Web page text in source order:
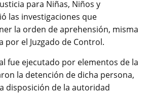
para Niñas, Niños y
las investigaciones que
la orden de aprehensión, misma
por el Juzgado de Control.
fue ejecutado por elementos de la
la detención de dicha persona,
disposición de la autoridad